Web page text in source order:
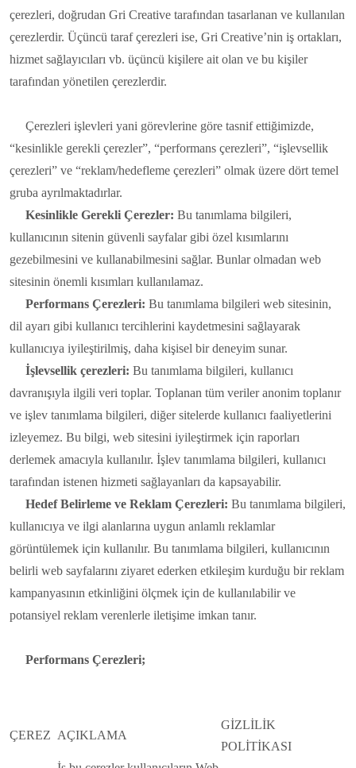
çerezleri, doğrudan Gri Creative tarafından tasarlanan ve kullanılan
çerezlerdir. Üçüncü taraf çerezleri ise, Gri Creative’nin iş ortakları,
hizmet sağlayıcıları vb. üçüncü kişilere ait olan ve bu kişiler
tarafından yönetilen çerezlerdir.
Çerezleri işlevleri yani görevlerine göre tasnif ettiğimizde,
“kesinlikle gerekli çerezler”, “performans çerezleri”, “işlevsellik
çerezleri” ve “reklam/hedefleme çerezleri” olmak üzere dört temel
gruba ayrılmaktadırlar.
Kesinlikle Gerekli Çerezler: Bu tanımlama bilgileri,
kullanıcının sitenin güvenli sayfalar gibi özel kısımlarını
gezebilmesini ve kullanabilmesini sağlar. Bunlar olmadan web
sitesinin önemli kısımları kullanılamaz.
Performans Çerezleri: Bu tanımlama bilgileri web sitesinin,
dil ayarı gibi kullanıcı tercihlerini kaydetmesini sağlayarak
kullanıcıya iyileştirilmiş, daha kişisel bir deneyim sunar.
İşlevsellik çerezleri: Bu tanımlama bilgileri, kullanıcı
davranışıyla ilgili veri toplar. Toplanan tüm veriler anonim toplanır
ve işlev tanımlama bilgileri, diğer sitelerde kullanıcı faaliyetlerini
izleyemez. Bu bilgi, web sitesini iyileştirmek için raporları
derlemek amacıyla kullanılır. İşlev tanımlama bilgileri, kullanıcı
tarafından istenen hizmeti sağlayanları da kapsayabilir.
Hedef Belirleme ve Reklam Çerezleri: Bu tanımlama bilgileri,
kullanıcıya ve ilgi alanlarına uygun anlamlı reklamlar
görüntülemek için kullanılır. Bu tanımlama bilgileri, kullanıcının
belirli web sayfalarını ziyaret ederken etkileşim kurduğu bir reklam
kampanyasının etkinliğini ölçmek için de kullanılabilir ve
potansiyel reklam verenlerle iletişime imkan tanır.
Performans Çerezleri;
ÇEREZ AÇIKLAMA
GİZLİLİK
POLİTİKASI